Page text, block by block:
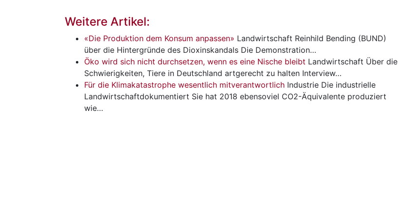
Weitere Artikel:
«Die Produktion dem Konsum anpassen» Landwirtschaft Reinhild Bending (BUND)
über die Hintergründe des Dioxinskandals Die Demonstration…
Öko wird sich nicht durchsetzen, wenn es eine Nische bleibt Landwirtschaft Über die
Schwierigkeiten, Tiere in Deutschland artgerecht zu halten Interview…
Für die Klimakatastrophe wesentlich mitverantwortlich Industrie Die industrielle
Landwirtschaftdokumentiert Sie hat 2018 ebensoviel CO2-Äquivalente produziert
wie…